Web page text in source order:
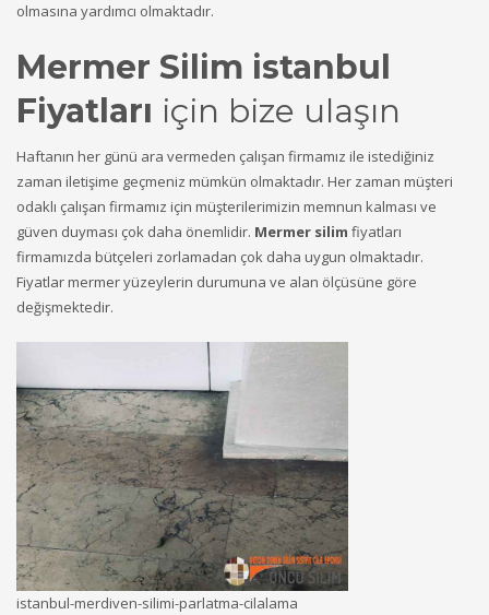
olmasına yardımcı olmaktadır.
Mermer Silim istanbul
Fiyatları için bize ulaşın
Haftanın her günü ara vermeden çalışan firmamız ile istediğiniz
zaman iletişime geçmeniz mümkün olmaktadır. Her zaman müşteri
odaklı çalışan firmamız için müşterilerimizin memnun kalması ve
güven duyması çok daha önemlidir. Mermer silim fiyatları
firmamızda bütçeleri zorlamadan çok daha uygun olmaktadır.
Fiyatlar mermer yüzeylerin durumuna ve alan ölçüsüne göre
değişmektedir.
istanbul-merdiven-silimi-parlatma-cilalama